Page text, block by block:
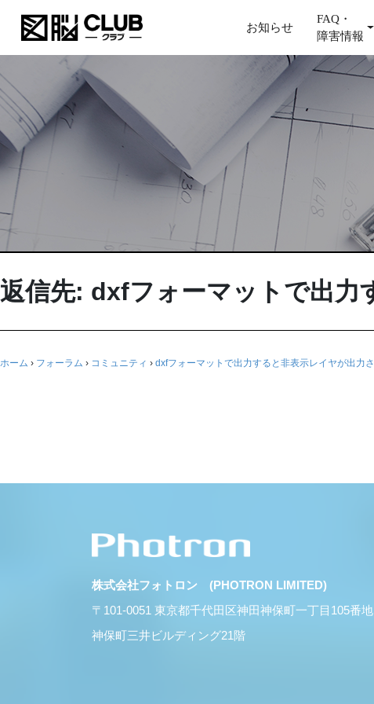
お知らせ
FAQ・
障害情報
返信先: dxfフォーマットで出力
ホーム › フォーラム › コミュニティ › dxfフォーマットで出力すると非表示レイヤが出力
株式会社フォトロン (PHOTRON LIMITED)
〒101-0051 東京都千代田区神田神保町一丁目105番地
神保町三井ビルディング21階